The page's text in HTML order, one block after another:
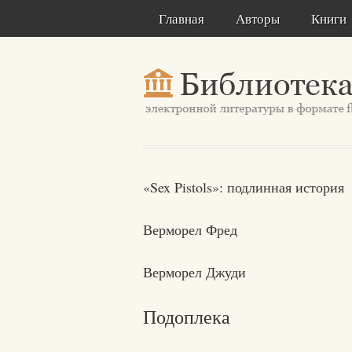
Главная Авторы Книги
«Sex Pistols»: подлинная история
Верморел Фред
Верморел Джуди
Подоплека